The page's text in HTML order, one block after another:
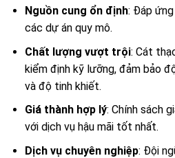
Nguồn cung ổn định: Đáp
các dự án quy mô.
Chất lượng vượt trội: Cát
kiểm định kỹ lưỡng, đảm bảo
và độ tinh khiết.
Giá thành hợp lý: Chính sách
với dịch vụ hậu mãi tốt nhất.
Dịch vụ chuyên nghiệp: Đội